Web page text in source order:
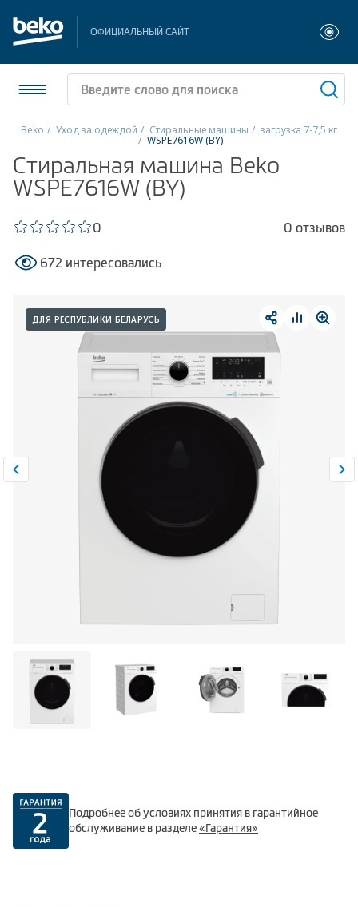
ОФИЦИАЛЬНЫЙ САЙТ
Холодильники и морозильники
Стиральные и сушильные машины
Посудомоечные машины
Плиты
Малая бытовая техника
Климатическая техника
Beko Уход за одеждой Стиральные машины загрузка 7-7,5 кг
WSPE7616W (BY)
Стиральная машина Beko
WSPE7616W (BY)
0 0 отзывов
672 интересовались
ДЛЯ РЕСПУБЛИКИ БЕЛАРУСЬ
Подробнее об условиях принятия в гарантийное
обслуживание в разделе«Гарантия»